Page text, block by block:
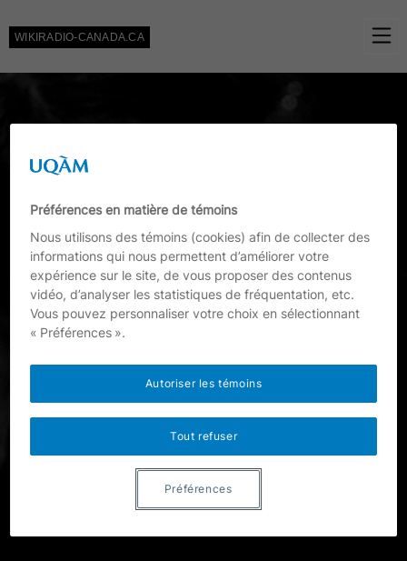
WIKIRADIO-CANADA.CA
Préférences en matière de témoins
Nous utilisons des témoins (cookies) afin de collecter des
informations qui nous permettent d’améliorer votre
expérience sur le site, de vous proposer des contenus
vidéo, d’analyser les statistiques de fréquentation, etc.
Vous pouvez personnaliser votre choix en sélectionnant
« Préférences ».
Tout refuser
Autoriser les témoins
Préférences